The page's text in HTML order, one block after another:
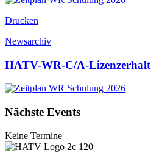
Drucken
Newsarchiv
HATV-WR-C/A-Lizenzerhalt
Nächste Events
Keine Termine